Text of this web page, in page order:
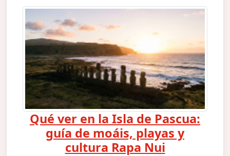
Qué ver en la Isla de Pascua:
guía de moáis, playas y
cultura Rapa Nui